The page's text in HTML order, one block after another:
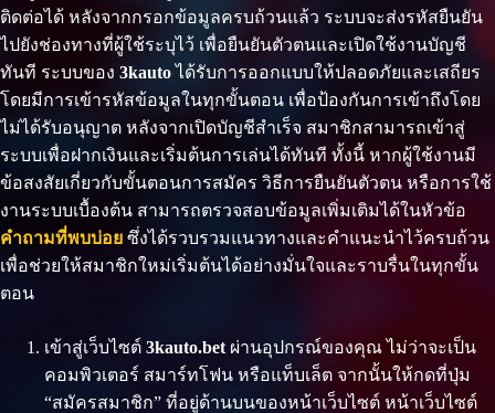
ติดต่อได้ หลังจากกรอกข้อมูลครบถ้วนแล้ว ระบบจะส่งรหัสยืนยัน
ไปยังช่องทางที่ผู้ใช้ระบุไว้ เพื่อยืนยันตัวตนและเปิดใช้งานบัญชี
ทันที ระบบของ 3kautoได้รับการออกแบบให้ปลอดภัยและเสถียร
โดยมีการเข้ารหัสข้อมูลในทุกขั้นตอน เพื่อป้องกันการเข้าถึงโดย
ไม่ได้รับอนุญาต หลังจากเปิดบัญชีสำเร็จ สมาชิกสามารถเข้าสู่
ระบบเพื่อฝากเงินและเริ่มต้นการเล่นได้ทันที ทั้งนี้ หากผู้ใช้งานมี
ข้อสงสัยเกี่ยวกับขั้นตอนการสมัคร วิธีการยืนยันตัวตน หรือการใช้
งานระบบเบื้องต้น สามารถตรวจสอบข้อมูลเพิ่มเติมได้ในหัวข้อ
คำถามที่พบบ่อย ซึ่งได้รวบรวมแนวทางและคำแนะนำไว้ครบถ้วน
เพื่อช่วยให้สมาชิกใหม่เริ่มต้นได้อย่างมั่นใจและราบรื่นในทุกขั้น
ตอน
เข้าสู่เว็บไซต์ 3kauto.bet ผ่านอุปกรณ์ของคุณ ไม่ว่าจะเป็น
คอมพิวเตอร์ สมาร์ทโฟน หรือแท็บเล็ต จากนั้นให้กดที่ปุ่ม
“สมัครสมาชิก” ที่อยู่ด้านบนของหน้าเว็บไซต์ หน้าเว็บไซต์